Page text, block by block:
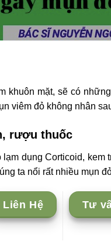
khuôn mặt, sẽ có
viêm đỏ không nhân
rượu thuốc
dụng Corticoid, kem
ta nổi rất nhiều mụn
Liên Hệ Tư